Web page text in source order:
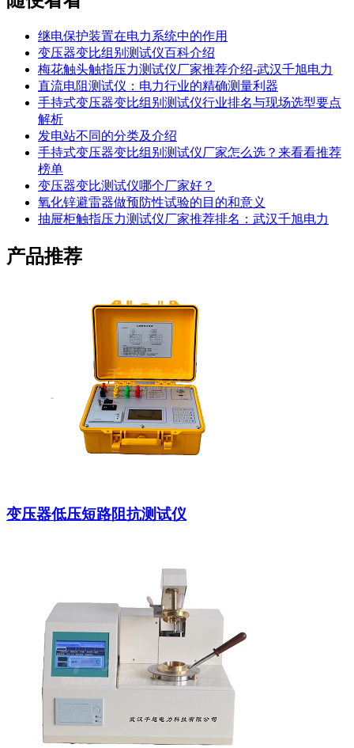
继电保护装置在电力系统中的作用
变压器变比组别测试仪百科介绍
梅花触头触指压力测试仪厂家推荐介绍-武汉千旭电力
直流电阻测试仪：电力行业的精确测量利器
手持式变压器变比组别测试仪行业排名与现场选型要点
解析
发电站不同的分类及介绍
手持式变压器变比组别测试仪厂家怎么选？来看看推荐
榜单
变压器变比测试仪哪个厂家好？
氧化锌避雷器做预防性试验的目的和意义
抽屉柜触指压力测试仪厂家推荐排名：武汉千旭电力
产品推荐
变压器低压短路阻抗测试仪